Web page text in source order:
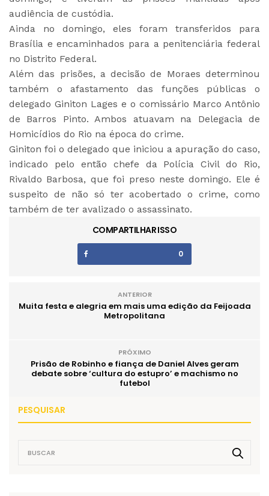
audiência de custódia.
Ainda no domingo, eles foram transferidos para
Brasília e encaminhados para a penitenciária federal
no Distrito Federal.
Além das prisões, a decisão de Moraes determinou
também o afastamento das funções públicas o
delegado Giniton Lages e o comissário Marco Antônio
de Barros Pinto. Ambos atuavam na Delegacia de
Homicídios do Rio na época do crime.
Giniton foi o delegado que iniciou a apuração do caso,
indicado pelo então chefe da Polícia Civil do Rio,
Rivaldo Barbosa, que foi preso neste domingo. Ele é
suspeito de não só ter acobertado o crime, como
também de ter avalizado o assassinato.
COMPARTILHAR ISSO
0
ANTERIOR
Muita festa e alegria em mais uma edição da Feijoada
Metropolitana
PRÓXIMO
Prisão de Robinho e fiança de Daniel Alves geram
debate sobre ‘cultura do estupro’ e machismo no
futebol
PESQUISAR